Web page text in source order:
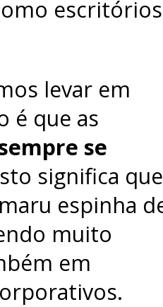
levar em
é que as
se
significa que
espinha
muito
em